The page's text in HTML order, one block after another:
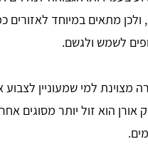
ולכן מתאים במיוחד לאזורים
לשמש ולגשם.
מצוינת למי שמעוניין
אורן הוא זול יותר מסוגים